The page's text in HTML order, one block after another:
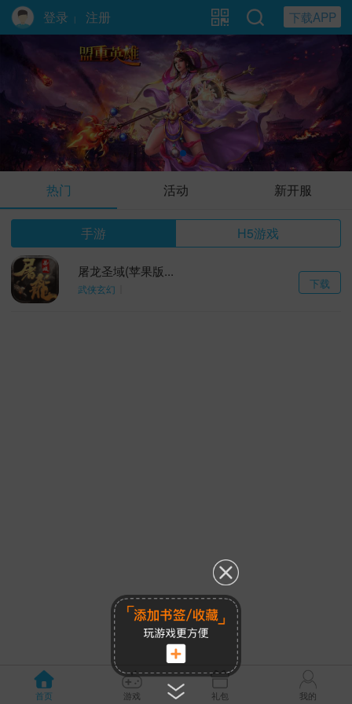
登录 | 注册 下载APP
盟重英雄
热门 活动 新开服
手游 H5游戏
下载
屠龙圣域(苹果版...
武侠玄幻
首页 游戏 礼包 我的